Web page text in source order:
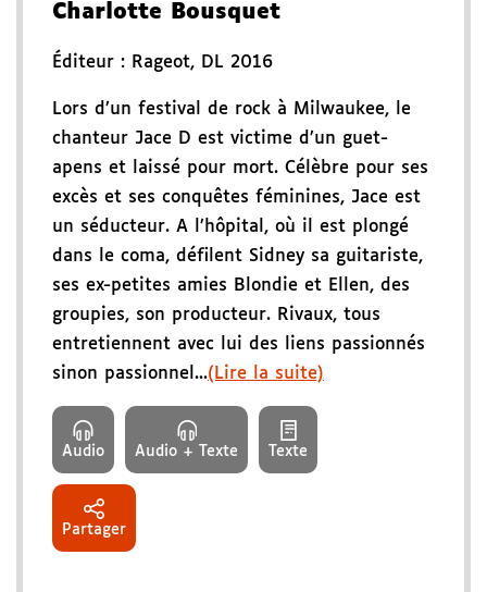
Charlotte Bousquet
Éditeur : Rageot, DL 2016
Lors d’un festival de rock à Milwaukee, le
chanteur Jace D est victime d’un guet-
apens et laissé pour mort. Célèbre pour ses
excès et ses conquêtes féminines, Jace est
un séducteur. A l’hôpital, où il est plongé
dans le coma, défilent Sidney sa guitariste,
ses ex-petites amies Blondie et Ellen, des
groupies, son producteur. Rivaux, tous
entretiennent avec lui des liens passionnés
sinon passionnel...(Lire la suite)
Audio Audio + Texte Texte
Partager